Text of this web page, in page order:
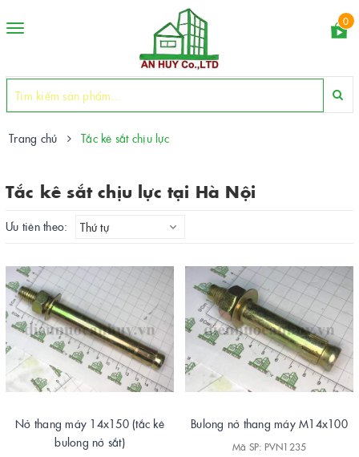
Toggle
0
Trang chủ Tắc kê sắt chịu lực
Tắc kê sắt chịu lực tại Hà Nội
Ưu tiên theo: Thứ tự
Nở thang máy 14x150 (tắc kê
bulong nở sắt)
Bulong nở thang máy M14x100
Mã SP: PVN1235